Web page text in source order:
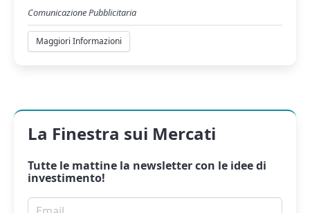
Comunicazione Pubblicitaria
Maggiori Informazioni
La Finestra sui Mercati
Tutte le mattine la newslettercon le idee di
investimento!
Email per newsletter